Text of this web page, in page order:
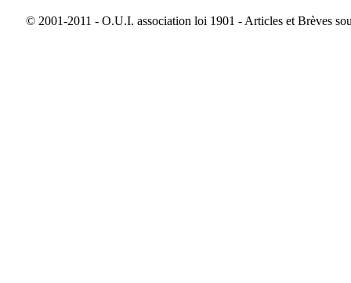
© 2001-2011 - O.U.I. association loi 1901 - Articles et Brèves